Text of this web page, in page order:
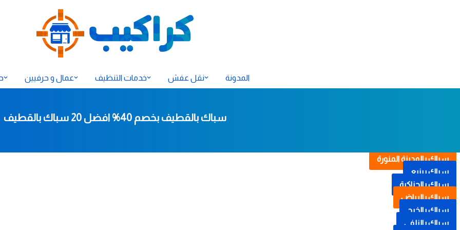
المدونة نقل عفش خدمات التنظيف عمال و حرفيين
سباك بالقطيف بخصم 40% افضل 20 سباك بالقطيف
سباك بالمدينة المنورة
سباك بينبع
سباك بالحناكية
سباك بالرياض
سباك بالخرج
سباك بالزلفي